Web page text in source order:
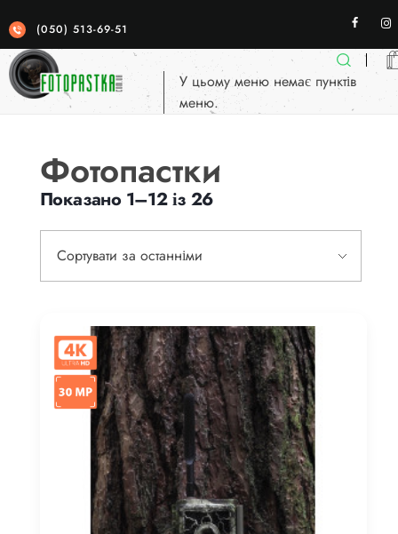
(050) 513-69-51
У цьому меню немає пунктів
меню.
Фотопастки
Показано 1–12 із 26